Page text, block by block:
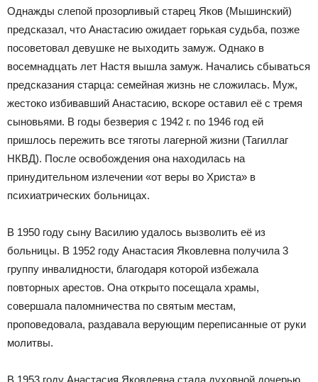
Однажды слепой прозорливый старец Яков (Мышинский)
предсказал, что Анастасию ожидает горькая судьба, позже
посоветовал девушке не выходить замуж. Однако в
восемнадцать лет Настя вышла замуж. Начались сбываться
предсказания старца: семейная жизнь не сложилась. Муж,
жестоко избивавший Анастасию, вскоре оставил её с тремя
сыновьями. В годы безверия с 1942 г. по 1946 год ей
пришлось пережить все тяготы лагерной жизни (Тагиллаг
НКВД). После освобождения она находилась на
принудительном излечении «от веры во Христа» в
психиатрических больницах.
В 1950 году сыну Василию удалось вызволить её из
больницы. В 1952 году Анастасия Яковлевна получила 3
группу инвалидности, благодаря которой избежала
повторных арестов. Она открыто посещала храмы,
совершала паломничества по святым местам,
проповедовала, раздавала верующим переписанные от руки
молитвы.